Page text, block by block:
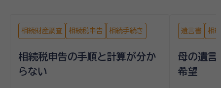
相続財産調査 相続税申告 相続手続き
相続税申告の手順と計算が分か
らない
遺言書 相
母の遺言
希望